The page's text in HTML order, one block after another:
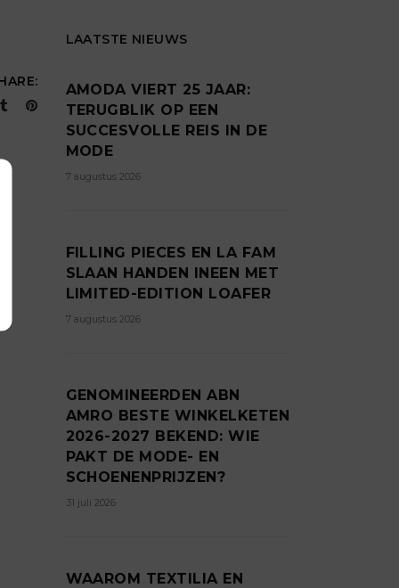
LAATSTE NIEUWS
AMODA VIERT 25 JAAR:
TERUGBLIK OP EEN
SUCCESVOLLE REIS IN DE
MODE
7 augustus 2026
FILLING PIECES EN LA FAM
SLAAN HANDEN INEEN MET
LIMITED-EDITION LOAFER
7 augustus 2026
GENOMINEERDEN ABN
AMRO BESTE WINKELKETEN
2026-2027 BEKEND: WIE
PAKT DE MODE- EN
SCHOENENPRIJZEN?
31 juli 2026
WAAROM TEXTILIA EN